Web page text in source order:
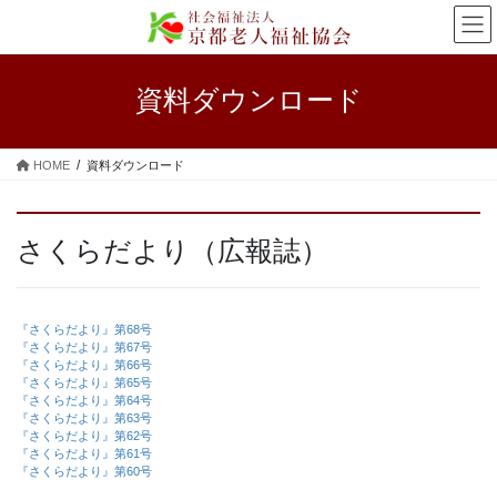
テ
ス
ゲ
ン
資料ダウンロード
HOME 資料ダウンロード
さくらだより（広報誌）
『さくらだより』第68号
『さくらだより』第67号
『さくらだより』第66号
『さくらだより』第65号
『さくらだより』第64号
『さくらだより』第63号
『さくらだより』第62号
『さくらだより』第61号
『さくらだより』第60号